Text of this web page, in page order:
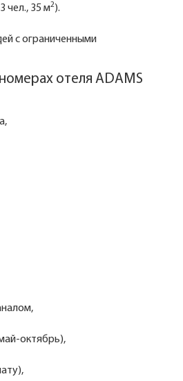
чел., 35 м2).
с ограниченными
отеля ADAMS
октябрь),